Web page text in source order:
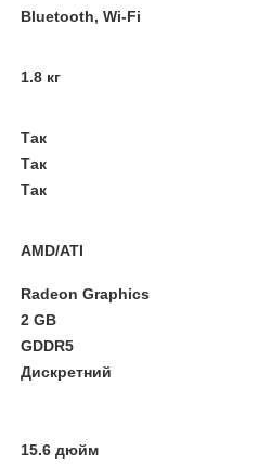
Bluetooth, Wi-Fi
1.8 кг
Так
Так
Так
AMD/ATI
Radeon Graphics
2 GB
GDDR5
Дискретний
15.6 дюйм